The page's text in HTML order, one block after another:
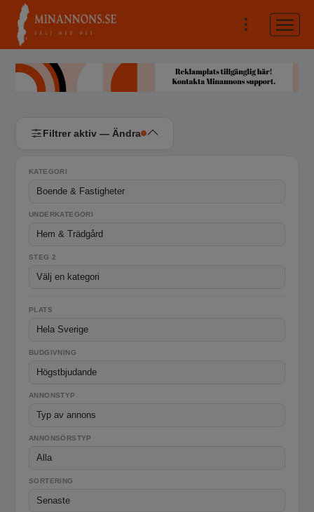
Filtrer aktiv — Ändra
KATEGORI
UNDERKATEGORI
STEG 2
PLATS
BUDGIVNING
ANNONSTYP
ANNONSÖRSTYP
SORTERING